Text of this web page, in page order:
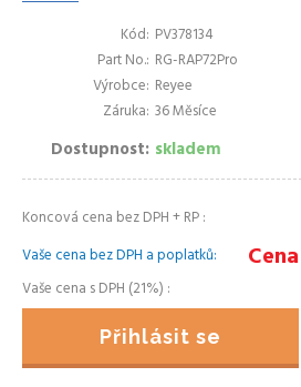
Kód PV378134
Part No. RG-RAP72Pro
Výrobce Reyee
Záruka 36 Měsíce
Dostupnost skladem
Koncová cena bez DPH + RP
Vaše cena bez DPH a poplatků
Vaše cena s DPH (21%)
Přihlásit se